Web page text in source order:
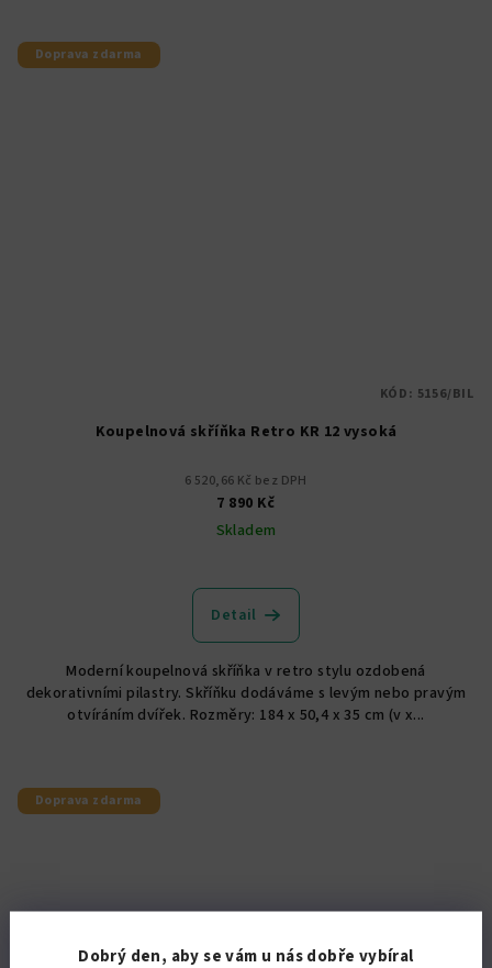
Dobrý den, aby se vám u nás dobře vybíral
Doprava zdarma
Koupelnová skříňka Retro KR 12 vysoká
6 520,66 Kč bez DPH
7 890 Kč
Skladem
Detail
Moderní koupelnová skříňka v retro stylu ozdobená
dekorativními pilastry. Skříňku dodáváme s levým nebo pravým
otvíráním dvířek. Rozměry: 184 x 50,4 x 35 cm (v x...
KÓD: 5156/BIL
Doprava zdarma